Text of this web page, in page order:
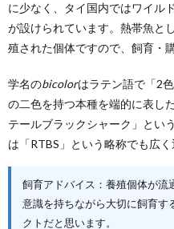
に少なく、タイ国内ではワイル
が設けられています。熱帯魚と
殖された個体ですので、飼育・
学名のbicolorはラテン語で「2
の二色を持つ本種を端的に表し
テールブラックシャーク」とい
は「RTBS」という略称でも広く
飼育アドバイス：養殖個体が流
意識を持ちながら大切に飼育す
クトだと思います。